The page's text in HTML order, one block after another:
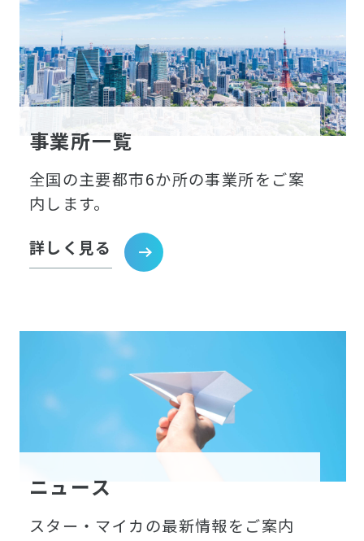
事業所一覧
全国の主要都市6か所の事業所をご案
内します。
詳しく見る
ニュース
スター・マイカの最新情報をご案内